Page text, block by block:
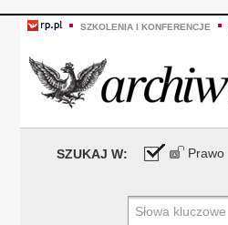
SZKOLENIA I KONFERENCJE
SZUKAJ W: Prawo